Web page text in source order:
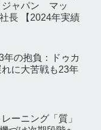
ジャパン マッ
長 【2024年実績
年の抱負：ドゥカ
に大苦戦も23年
ーニング「質」